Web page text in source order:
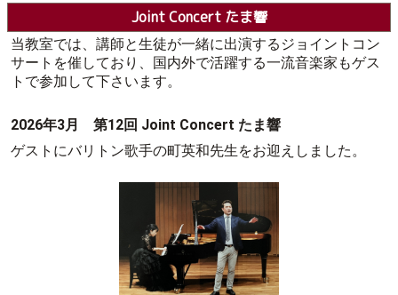
Joint Concert たま響
当教室では、講師と生徒が一緒に出演するジョイントコン
サートを催しており、国内外で活躍する一流音楽家もゲス
トで参加して下さいます。
2026年3月 第12回 Joint Concert たま響
ゲストにバリトン歌手の町英和先生をお迎えしました。